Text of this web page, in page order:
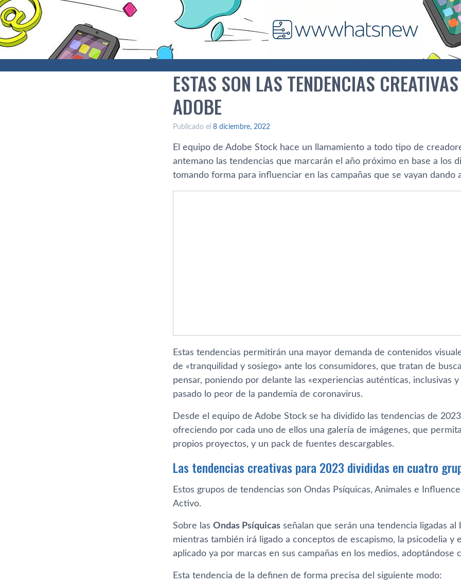
ESTAS SON LAS TENDENCIAS
ADOBE
Publicado el 8 diciembre, 2022
El equipo de Adobe Stock hace un llamamiento a todo tipo de
antemano las tendencias que marcarán el año próximo en base a los
tomando forma para influenciar en las campañas que se vayan dando
Estas tendencias permitirán una mayor demanda de contenidos
de «tranquilidad y sosiego» ante los consumidores, que tratan de
pensar, poniendo por delante las «experiencias auténticas, inclusivas
pasado lo peor de la pandemia de coronavirus.
Desde el equipo de Adobe Stock se ha dividido las tendencias de
ofreciendo por cada uno de ellos una galería de imágenes, que
propios proyectos, y un pack de fuentes descargables.
Las tendencias creativas para 2023 divididas en cuatro
Estos grupos de tendencias son Ondas Psíquicas, Animales e
Activo.
Sobre las Ondas Psíquicas señalan que serán una tendencia ligadas
mientras también irá ligado a conceptos de escapismo, la psicodelia y
aplicado ya por marcas en sus campañas en los medios, adoptándose
Esta tendencia de la definen de forma precisa del siguiente modo: